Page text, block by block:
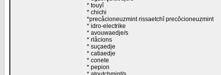
* touyî
* chichi
*precåcioneuzmint rissaetchî precôcioneuzmint
* idro-electrike
* avouwaedje/s
* rlåcions
* suçaedje
* catiaedje
* conete
* pepion